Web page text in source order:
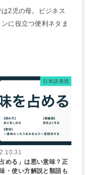
2児の母。ビジネス
に役立つ便利ネタま
日本語表現
占める」は悪い意味？正
・使い方解説と類語も